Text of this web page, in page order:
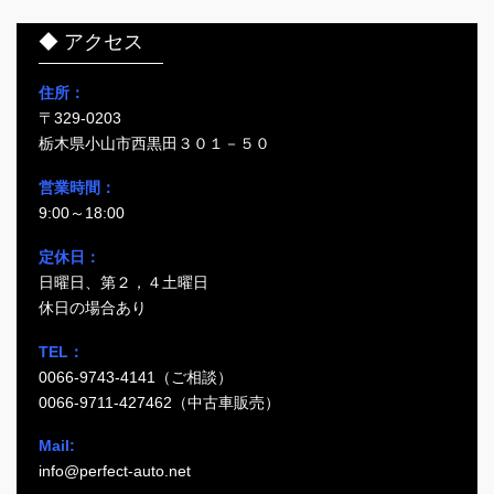
◆ アクセス
住所：
〒329-0203
栃木県小山市西黒田３０１－５０
営業時間：
9:00～18:00
定休日：
日曜日、第２，４土曜日
休日の場合あり
TEL：
0066-9743-4141（ご相談）
0066-9711-427462（中古車販売）
Mail:
info@perfect-auto.net